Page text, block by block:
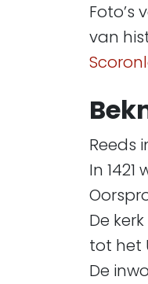
Foto’s
van
Reeds
In
De
tot het
De